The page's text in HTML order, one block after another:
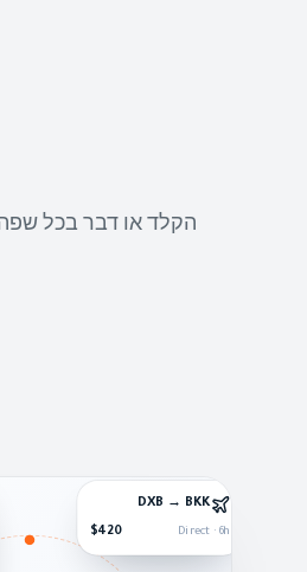
הקלד או דבר בכל
DXB → BKK
Direct · 6h
$420